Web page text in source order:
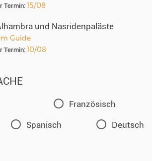
Termin: 15/08
und Nasridenpaläste
Guide
Termin: 10/08
Französisch
Spanisch Deutsch